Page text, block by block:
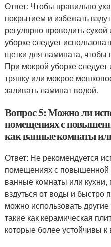
Ответ: Чтобы правильно
покрытием и избежать
регулярно проводить
уборке следует
щетки для ламината, чтобы
При мокрой уборке
тряпку или мокрое
заливать ламинат водой.
Вопрос 5: Можно ли
помещениях с
как ванные комнаты
Ответ: Не рекомендуется
помещениях с повышенной
ванные комнаты или кухни,
вздуться от воды и быстро
можно использовать
такие как керамическая
которые более устойчивы к